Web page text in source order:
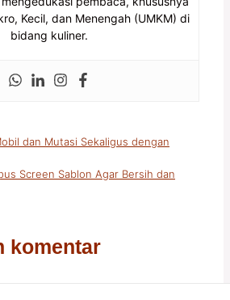
Kecil, dan Menengah (UMKM) di
bidang kuliner.
dan Mutasi Sekaligus dengan
Screen Sablon Agar Bersih dan
komentar